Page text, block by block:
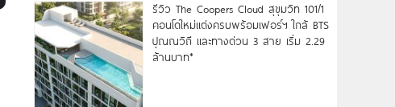
รีวิว The Coopers Cloud สุขุมวิท 101/1
คอนโดใหม่แต่งครบพร้อมเฟอร์ฯ ใกล้ BTS
ปุณณวิถี และทางด่วน 3 สาย เริ่ม 2.29
ล้านบาท*